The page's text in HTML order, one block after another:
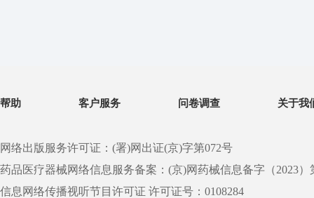
帮助 客户服务 问卷调查 关于我
网络出版服务许可证：(署)网出证(京)字第072号
药品医疗器械网络信息服务备案：(京)网药械信息备字（2023）
信息网络传播视听节目许可证 许可证号：0108284